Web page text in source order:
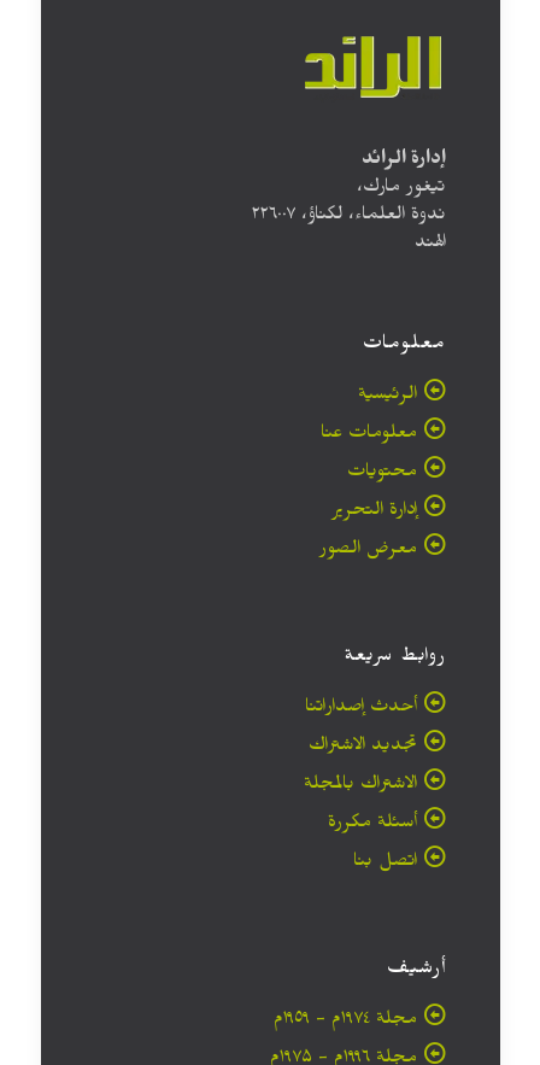
إدارة الرائد
تيغور مارك،
ندوة العلماء، لكناؤ، ۲۲٦۰۰۷
الهند
معلومات
الرئيسية
معلومات عنا
محتويات
إدارة التحرير
معرض الصور
روابط سريعة
أحدث إصداراتنا
تجديد الاشتراك
الاشتراك بالمجلة
أسئلة مكررة
اتصل بنا
أرشيف
مجلة ۱۹۷٤م - ١٩٥٩م